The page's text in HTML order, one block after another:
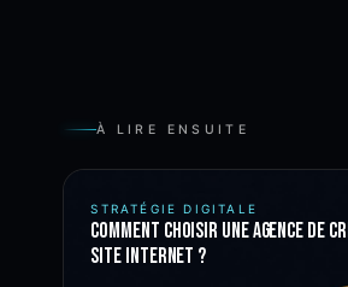
À LIRE ENSUITE
STRATÉGIE DIGITALE
Comment choisir une agence de
site internet ?